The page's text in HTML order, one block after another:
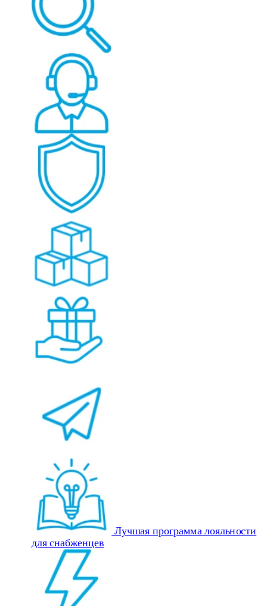
Лучшая программа лояльности
для снабженцев